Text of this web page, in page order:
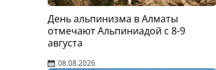
День альпинизма в Алматы
отмечают Альпиниадой с 8-9
августа
08.08.2026